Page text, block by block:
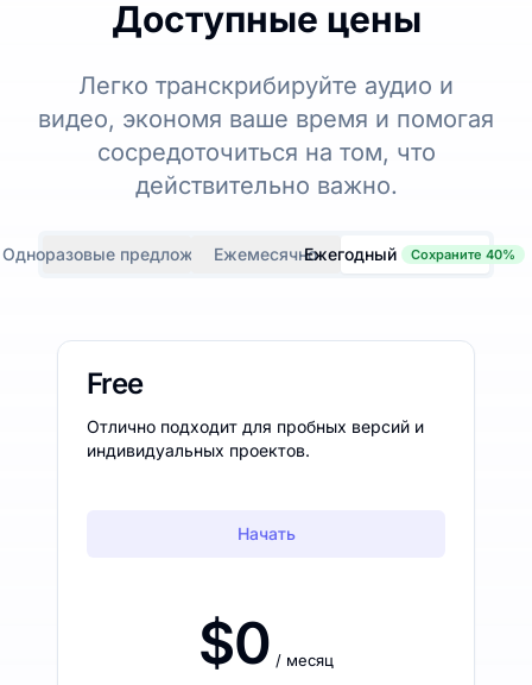
Доступные цены
Легко транскрибируйте аудио и
видео, экономя ваше время и помогая
сосредоточиться на том, что
действительно важно.
Одноразовые предложенияЕжемесячноЕжегодный Сохраните 40%
Free
Отлично подходит для пробных версий и
индивидуальных проектов.
Начать
$0 / месяц